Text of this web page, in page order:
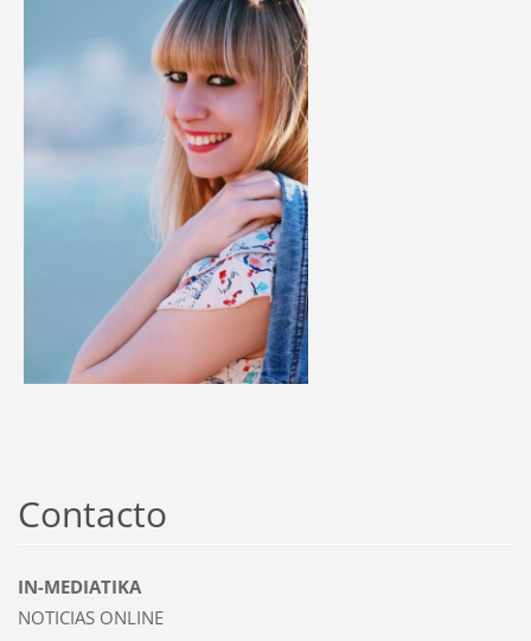
Contacto
IN-MEDIATIKA
NOTICIAS ONLINE